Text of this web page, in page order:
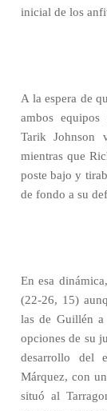
inicial de los
A la espera de
ambos equipos
Tarik Johnson
mientras que
poste bajo y
de fondo a su
En esa
(22-26, 15)
las de Guillén a
opciones de su
desarrollo del
Márquez, con
situó al